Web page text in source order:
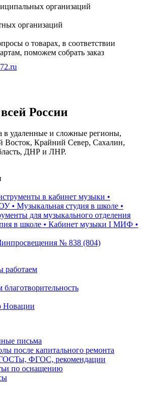
организаций
организаций
о товарах, в соответствии
поможем собрать заказ
России
в удаленные и сложные регионы,
Восток, Крайний Север, Сахалин,
ДНР и ЛНР.
в кабинет музыки •
• Музыкальная студия в школе •
для музыкального отделения
в школе • Кабинет музыки I МИФ •
№ 838 (804)
работаем
Новации
письма
после капитального ремонта
ФГОС, рекомендации
по оснащению